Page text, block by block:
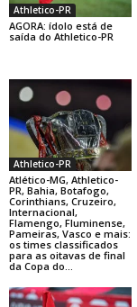
Athletico-PR
AGORA: ídolo está de
saída do Athletico-PR
Athletico-PR
Atlético-MG, Athletico-
PR, Bahia, Botafogo,
Corinthians, Cruzeiro,
Internacional,
Flamengo, Fluminense,
Pameiras, Vasco e mais:
os times classificados
para as oitavas de final
da Copa do...